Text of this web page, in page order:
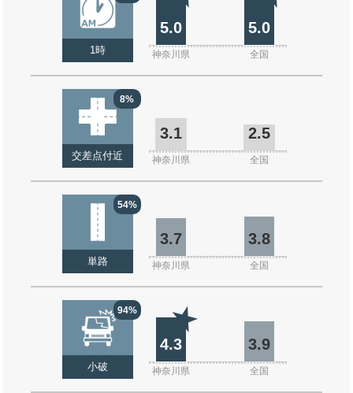
1時
5.0 5.0
神奈川県 全国
8%
交差点付近
3.1 2.5
神奈川県 全国
54%
単路
3.7 3.8
神奈川県 全国
94%
小破
4.3 3.9
神奈川県 全国